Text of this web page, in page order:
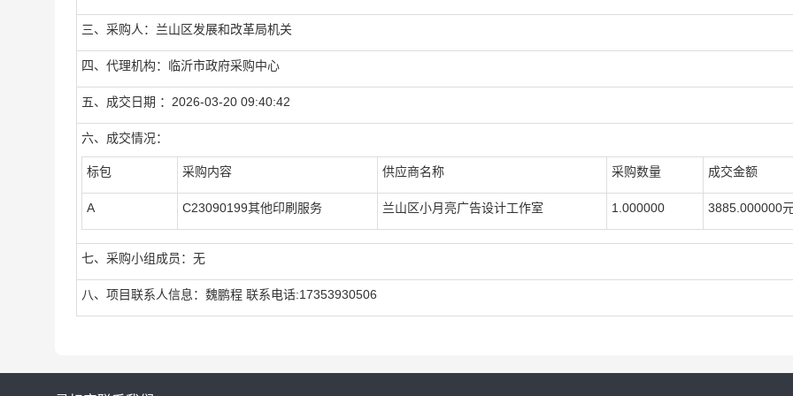
三、采购人：兰山区发展和改革局机关
四、代理机构：临沂市政府采购中心
五、成交日期 ：2026-03-20 09:40:42
六、成交情况：
标包 采购内容 供应商名称 采购数量 成交金额
A C23090199其他印刷服务 兰山区小月亮广告设计工作室 1.000000 3885.000000
七、采购小组成员：无
八、项目联系人信息：魏鹏程 联系电话:17353930506